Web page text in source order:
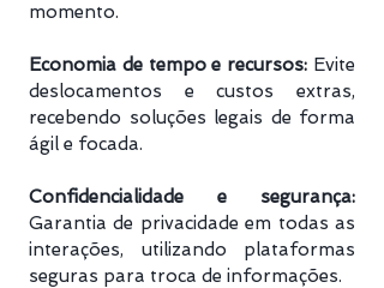
momento.
Economia de tempo e recursos: Evite
deslocamentos e custos extras,
recebendo soluções legais de forma
ágil e focada.
Confidencialidade e segurança:
Garantia de privacidade em todas as
interações, utilizando plataformas
seguras para troca de informações.